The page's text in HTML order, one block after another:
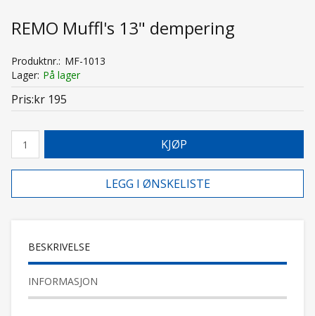
REMO Muffl's 13" dempering
Produktnr. MF-1013
Lager På lager
Pris kr 195
KJØP
LEGG I ØNSKELISTE
BESKRIVELSE
INFORMASJON